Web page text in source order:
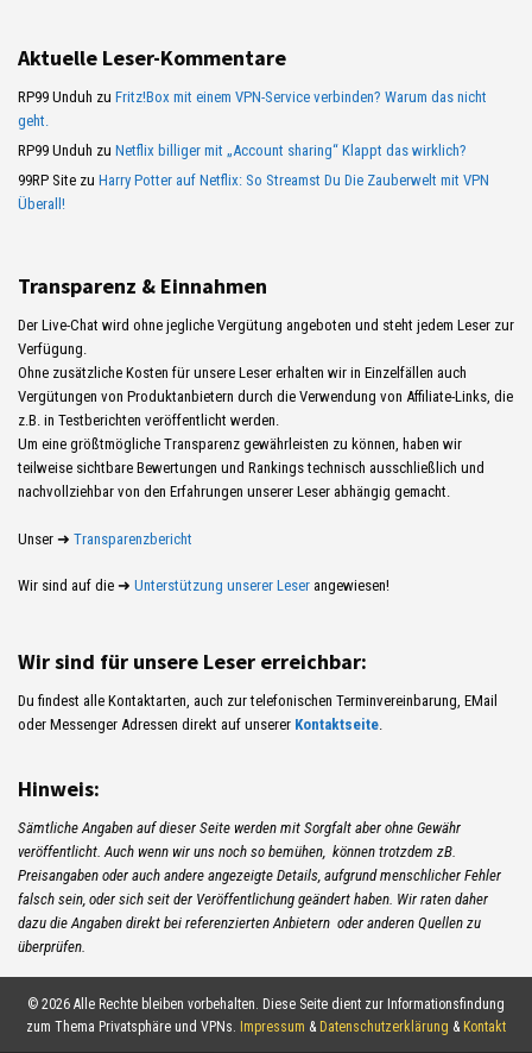
Aktuelle Leser-Kommentare
RP99 Unduh zu Fritz!Box mit einem VPN-Service verbinden? Warum das nicht
geht.
RP99 Unduh zu Netflix billiger mit „Account sharing“ Klappt das wirklich?
99RP Site zu Harry Potter auf Netflix: So Streamst Du Die Zauberwelt mit VPN
Überall!
Transparenz & Einnahmen
Der Live-Chat wird ohne jegliche Vergütung angeboten und steht jedem Leser zur
Verfügung.
Ohne zusätzliche Kosten für unsere Leser erhalten wir in Einzelfällen auch
Vergütungen von Produktanbietern durch die Verwendung von Affiliate-Links, die
z.B. in Testberichten veröffentlicht werden.
Um eine größtmögliche Transparenz gewährleisten zu können, haben wir
teilweise sichtbare Bewertungen und Rankings technisch ausschließlich und
nachvollziehbar von den Erfahrungen unserer Leser abhängig gemacht.
Unser ➜ Transparenzbericht
Wir sind auf die ➜ Unterstützung unserer Leser angewiesen!
Wir sind für unsere Leser erreichbar:
Du findest alle Kontaktarten, auch zur telefonischen Terminvereinbarung, EMail
oder Messenger Adressen direkt auf unserer Kontaktseite.
Hinweis:
Sämtliche Angaben auf dieser Seite werden mit Sorgfalt aber ohne Gewähr
veröffentlicht. Auch wenn wir uns noch so bemühen, können trotzdem zB.
Preisangaben oder auch andere angezeigte Details, aufgrund menschlicher Fehler
falsch sein, oder sich seit der Veröffentlichung geändert haben. Wir raten daher
dazu die Angaben direkt bei referenzierten Anbietern oder anderen Quellen zu
überprüfen.
© 2026 Alle Rechte bleiben vorbehalten. Diese Seite dient zur Informationsfindung
zum Thema Privatsphäre und VPNs. Impressum & Datenschutzerklärung & Kontakt